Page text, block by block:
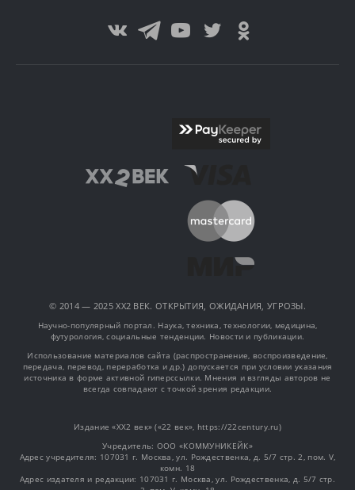
© 2014 — 2025 XX2 ВЕК. ОТКРЫТИЯ, ОЖИДАНИЯ, УГРОЗЫ.
Научно-популярный портал. Наука, техника, технологии, медицина,
футурология, социальные тенденции. Новости и публикации.
Использование материалов сайта (распространение, воспроизведение,
передача, перевод, переработка и др.) допускается при условии указания
источника в форме активной гиперссылки. Мнения и взгляды авторов не
всегда совпадают с точкой зрения редакции.
Издание «XX2 век» («22 век», https://22century.ru)
Учредитель: OOO «КОММУНИКЕЙК»
Адрес учредителя: 107031 г. Москва, ул. Рождественка, д. 5/7 стр. 2, пом. V,
комн. 18
Адрес издателя и редакции: 107031 г. Москва, ул. Рождественка, д. 5/7 стр.